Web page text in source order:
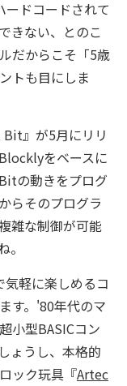
ドコードされて
きない、とのこ
だからこそ「5歳
トも目にしま
』が5月にリリ
をベースに
の動きをプログ
らそのプログラ
雑な制御が可能
軽に楽しめるコ
す。'80年代のマ
小型BASICコン
ょうし、本格的
ック玩具『Artec